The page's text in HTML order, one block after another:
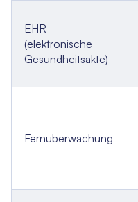
EHR
(elektronische
Gesundheitsakte)
Fernüberwachung